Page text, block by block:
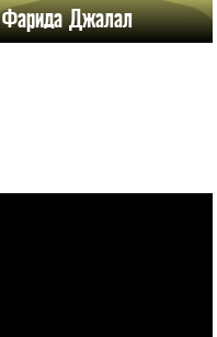
Фарида Джалал